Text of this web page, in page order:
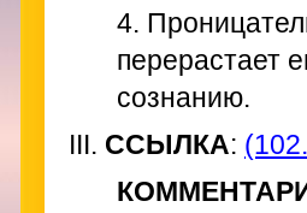
4.
перерастает
сознанию.
III. ССЫЛКА: